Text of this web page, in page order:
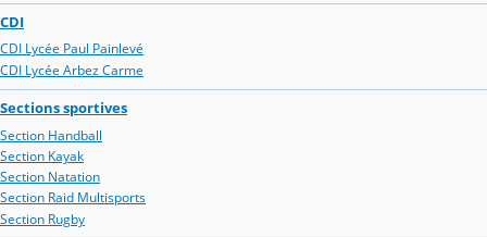
CDI
CDI Lycée Paul Painlevé
CDI Lycée Arbez Carme
Sections sportives
Section Handball
Section Kayak
Section Natation
Section Raid Multisports
Section Rugby